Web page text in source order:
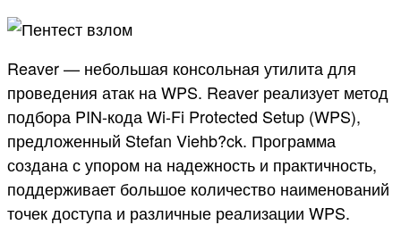
Reaver — небольшая консольная утилита для
проведения атак на WPS. Reaver реализует метод
подбора PIN-кода Wi-Fi Protected Setup (WPS),
предложенный Stefan Viehb?ck. Программа
создана с упором на надежность и практичность,
поддерживает большое количество наименований
точек доступа и различные реализации WPS.